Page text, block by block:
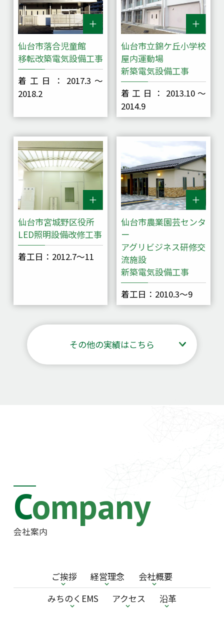
仙台市落合児童館
移転改築電気設備工事
着工日：2017.3～
2018.2
仙台市立錦ケ丘小学校
屋内運動場
新築電気設備工事
着工日：2013.10～
2014.9
仙台市宮城野区役所
LED照明設備改修工事
着工日：2012.7～11
仙台市農業園芸センタ
ー
アグリビジネス研修交
流施設
新築電気設備工事
着工日：2010.3〜9
その他の実績はこちら
Company
会社案内
ご挨拶 経営理念
会社概要
みちのくEMS
アクセス 沿革